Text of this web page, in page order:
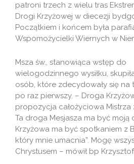
patroni trzech z wielu tras
Drogi Krzyżowej w diecezji
Początkiem i końcem była
Wspomożycielki Wiernych w
Msza św., stanowiąca wstęp do
wielogodzinnego wysiłku,
osób, które zdecydowały się na
po raz pierwszy. – Droga
propozycja całożyciowa Mistrza
Ta droga Mesjasza ma być
Krzyżowa ma być spotkaniem z
który mnie umacnia”. Mogę
Chrystusem – mówił bp